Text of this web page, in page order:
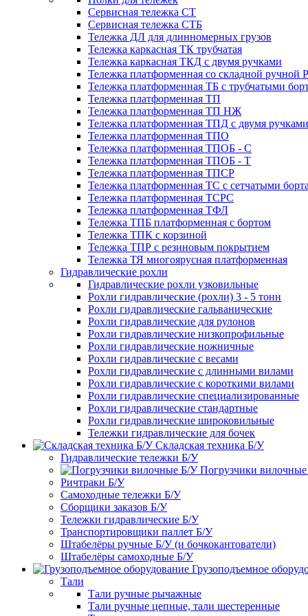
Сервисная тележка СТ
Сервисная тележка СТБ
Тележка ДЛ для длинномерных грузов
Тележка каркасная ТК трубчатая
Тележка каркасная ТКД с двумя ручками
Тележка платформенная со складной ручной
Тележка платформенная ТБ с трубчатыми
Тележка платформенная ТП
Тележка платформенная ТП НЖ
Тележка платформенная ТПД с двумя ручками
Тележка платформенная ТПО
Тележка платформенная ТПОБ - С
Тележка платформенная ТПОБ - Т
Тележка платформенная ТПСР
Тележка платформенная ТС с сетчатыми
Тележка платформенная ТСРС
Тележка платформенная ТФЛ
Тележка ТПБ платформенная с бортом
Тележка ТПК с корзиной
Тележка ТПР с резиновым покрытием
Тележка ТЯ многоярусная платформенная
Гидравлические рохли
Гидравлические рохли узковильные
Рохли гидравлические (рохли) 3 - 5 тонн
Рохли гидравлические гальванические
Рохли гидравлические для рулонов
Рохли гидравлические низкопрофильные
Рохли гидравлические ножничные
Рохли гидравлические с весами
Рохли гидравлические с длинными вилами
Рохли гидравлические с короткими вилами
Рохли гидравлические специализированные
Рохли гидравлические стандартные
Рохли гидравлические широковильные
Тележки гидравлические для бочек
Складская техника Б/У
Гидравлические тележки Б/У
Погрузчики
Ричтраки Б/У
Самоходные тележки Б/У
Сборщики заказов Б/У
Тележки гидравлические Б/У
Транспортировщики паллет Б/У
Штабелёры ручные Б/У (и бочкокантователи)
Штабелёры самоходные Б/У
Грузоподъемное
Тали
Тали ручные рычажные
Тали ручные цепные, тали шестеренные